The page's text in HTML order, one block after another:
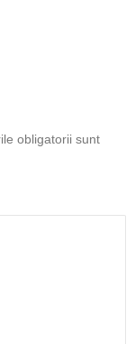
obligatorii sunt